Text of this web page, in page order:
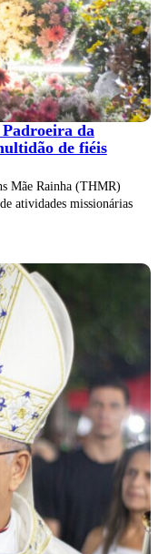
da
de fiéis
Mãe Rainha (THMR)
atividades missionárias